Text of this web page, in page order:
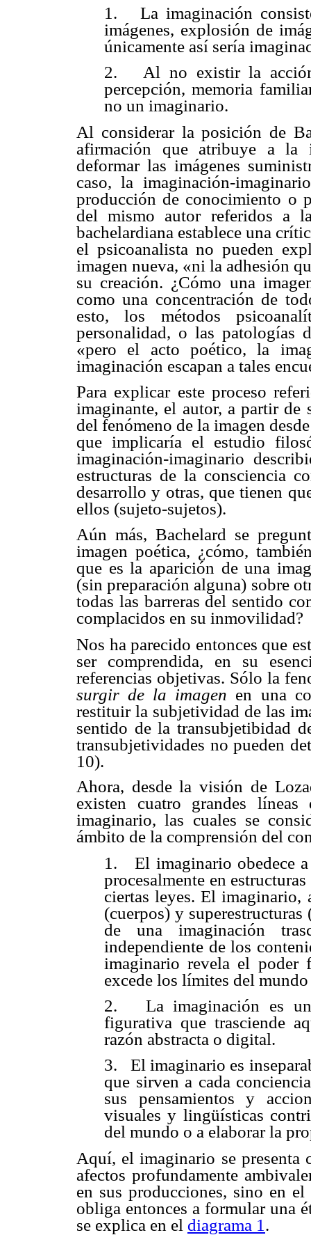
1.
La imaginación
imágenes, explosión de
únicamente así sería
2.
Al no existir la
percepción, memoria
no un imaginario.
Al considerar la posición de
afirmación que atribuye a la
deformar las imágenes
caso, la imaginación-
producción de conocimiento o
del mismo autor referidos a
bachelardiana establece una
el psicoanalista no pueden
imagen nueva, «ni la adhesión
su creación. ¿Cómo una
como una concentración de
esto, los métodos
personalidad, o las patologías
«pero el acto poético, la
imaginación escapan a tales
Para explicar este proceso
imaginante, el autor, a partir de
del fenómeno de la imagen
que implicaría el estudio
imaginación-imaginario
estructuras de la consciencia
desarrollo y otras, que tienen
ellos (sujeto-sujetos).
Aún más,Bachelard se
imagen poética, ¿cómo,
que es la aparición de una
(sin preparación alguna) sobre
todas las barreras del sentido
complacidos en su inmovilidad?
Nos ha parecido entonces que
ser comprendida, en su
referencias objetivas. Sólo la
surgir de la imagen en una
restituir la subjetividad de las
sentido de latransubjetibidad
transubjetividades no pueden
10).
Ahora, desde la visión de
existen cuatro grandes
imaginario, las cuales se
ámbito de la comprensión del
1.
El imaginario obedece
procesalmente en
ciertas leyes. El imaginario,
(cuerpos) y
de una imaginación
independiente de los
imaginario revela el
excede los límites del
2.
La imaginación es
figurativa que trasciende
razón abstracta o digital.
3.
El imaginario es
que sirven a cada
sus pensamientos y
visuales y lingüísticas
del mundo o a elaborar la
Aquí, el imaginario se presenta
afectos profundamente
en sus producciones, sino en
obliga entonces a formular una
se explica en el diagrama 1 .